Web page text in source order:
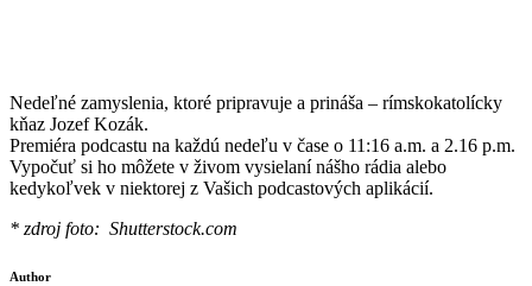
Nedeľné zamyslenia, ktoré pripravuje a prináša – rímskokatolícky
kňaz Jozef Kozák.
Premiéra podcastu na každú nedeľu v čase o 11:16 a.m. a 2.16 p.m.
Vypočuť si ho môžete v živom vysielaní nášho rádia alebo
kedykoľvek v niektorej z Vašich podcastových aplikácií.
* zdroj foto: Shutterstock.com
Author